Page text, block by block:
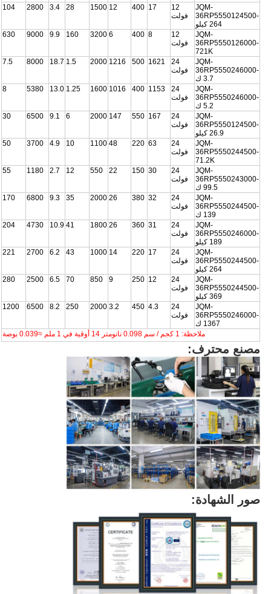
JQM-
36RP5550124500-
264 كيلو
12
فولت
17
400
12
1500
28
3.4
2800
104
JQM-
36RP5550126000-
721K
12
فولت
8
400
6
3200
160
9.9
9000
630
JQM-
36RP5550246000-
3.7 ك
24
فولت
1621
500
1216
2000
1.5
18.7
8000
7.5
JQM-
36RP5550246000-
5.2 ك
24
فولت
1153
400
1016
1600
1.25
13.0
5380
8
JQM-
36RP5550124500-
26.9 كيلو
24
فولت
167
550
147
2000
6
9.1
6500
30
JQM-
36RP5550244500-
71.2K
24
فولت
63
220
48
1100
10
4.9
3700
50
JQM-
36RP5550243000-
99.5 ك
24
فولت
30
150
22
550
12
2.7
1180
55
JQM-
36RP5550244500-
139 ك
24
فولت
32
380
26
2000
35
9.3
6800
170
JQM-
36RP5550246000-
189 كيلو
24
فولت
31
360
26
1800
41
10.9
4730
204
JQM-
36RP5550244500-
264 كيلو
24
فولت
17
220
14
1000
43
6.2
2700
221
JQM-
36RP5550244500-
369 كيلو
24
فولت
12
250
9
850
70
6.5
2500
280
JQM-
36RP5550246000-
1367 ك
24
فولت
4.3
450
3.2
2000
250
8.2
6500
1200
ملاحظة: 1 كجم / سم 0.098 نانومتر 14 أوقية في 1 ملم ≈0.039 بوصة
مصنع محترف:
صور الشهادة: